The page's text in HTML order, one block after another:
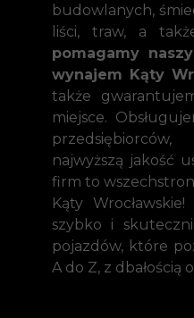
budowlanych,
liści, traw, a
pomagamy
wynajem Kąty
także
miejsce.
najwyższą jakość
firm to
Kąty
szybko i
pojazdów, które
A do Z, z dbałością